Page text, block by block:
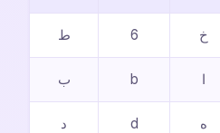
خ 6 ط
ا b ب
ه d د